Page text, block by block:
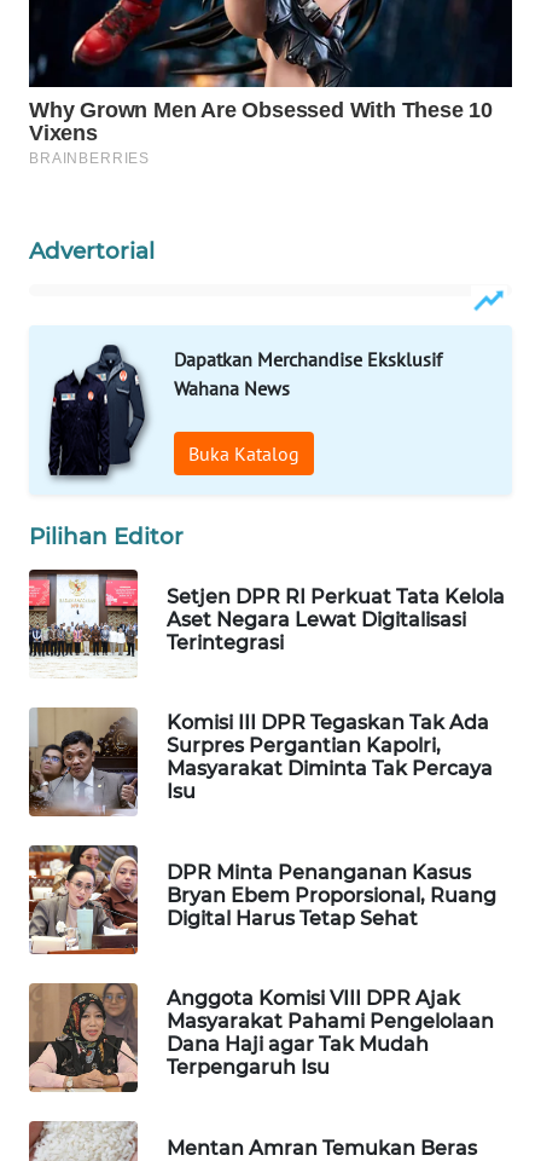
Advertorial
Dapatkan Merchandise Eksklusif
Wahana News
Buka Katalog
Pilihan Editor
Setjen DPR RI Perkuat Tata Kelola
Aset Negara Lewat Digitalisasi
Terintegrasi
Komisi III DPR Tegaskan Tak Ada
Surpres Pergantian Kapolri,
Masyarakat Diminta Tak Percaya
Isu
DPR Minta Penanganan Kasus
Bryan Ebem Proporsional, Ruang
Digital Harus Tetap Sehat
Anggota Komisi VIII DPR Ajak
Masyarakat Pahami Pengelolaan
Dana Haji agar Tak Mudah
Terpengaruh Isu
Mentan Amran Temukan Beras
WAHANA
KONSUMEN
WAHANA
LISTRIK
WAHANANEWS
ID
WAHANANEWS
CO ID
NET
WAHANA
SPORT
WAHANA
UMKM
SELEB
WAHANA
PERSONA
WAHANA
OTOMOTIF
WAHANA
HEALTH